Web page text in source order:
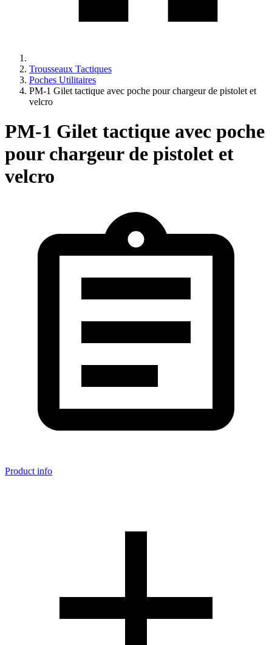
Trousseaux Tactiques
Poches Utilitaires
PM-1 Gilet tactique avec poche pour chargeur de pistolet et
velcro
PM-1 Gilet tactique avec poche
pour chargeur de pistolet et
velcro
Product info